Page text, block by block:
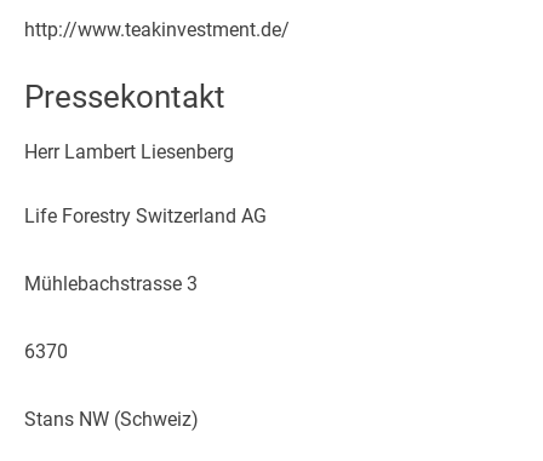
http://www.teakinvestment.de/
Pressekontakt
Herr Lambert Liesenberg
Life Forestry Switzerland AG
Mühlebachstrasse 3
6370
Stans NW (Schweiz)